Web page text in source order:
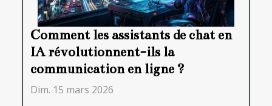
Comment les assistants de chat en
IA révolutionnent-ils la
communication en ligne ?
Dim. 15 mars 2026